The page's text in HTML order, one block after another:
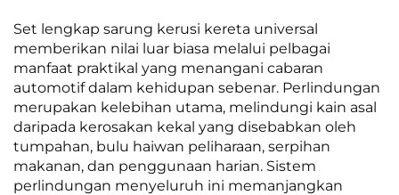
Set lengkap sarung kerusi kereta universal
memberikan nilai luar biasa melalui pelbagai
manfaat praktikal yang menangani cabaran
automotif dalam kehidupan sebenar. Perlindungan
merupakan kelebihan utama, melindungi kain asal
daripada kerosakan kekal yang disebabkan oleh
tumpahan, bulu haiwan peliharaan, serpihan
makanan, dan penggunaan harian. Sistem
perlindungan menyeluruh ini memanjangkan